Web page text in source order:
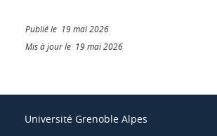
Publié le 19 mai 2026
Mis à jour le 19 mai 2026
Université Grenoble Alpes